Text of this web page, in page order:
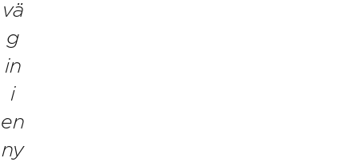
vä
g
in
i
en
ny